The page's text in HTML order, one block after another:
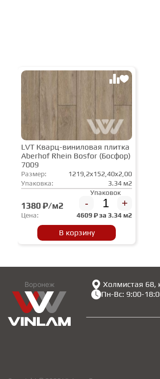
LVT Кварц-виниловая плитка
Aberhof Rhein Bosfor (Босфор)
7009
Размер:
1219,2x152,40x2,00
Упаковка:
3.34 м2
1380 ₽/м2
Упаковок
- +
Цена: 4609₽ за 3.34 м2
В корзину
Воронеж
Холмистая 68,
Пн-Вс: 9:00-